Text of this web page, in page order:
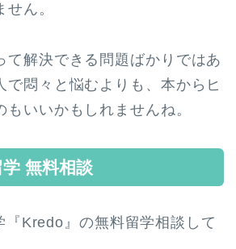
ん。
て解決できる問題ばかりではあ
で悶々と悩むよりも、本からヒ
もいいかもしれませんね。
無料相談
Kredo』の無料留学相談して